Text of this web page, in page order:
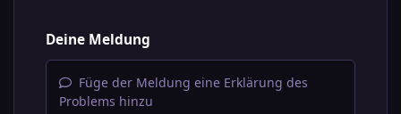
Deine Meldung
Füge der Meldung eine Erklärung des
Problems hinzu